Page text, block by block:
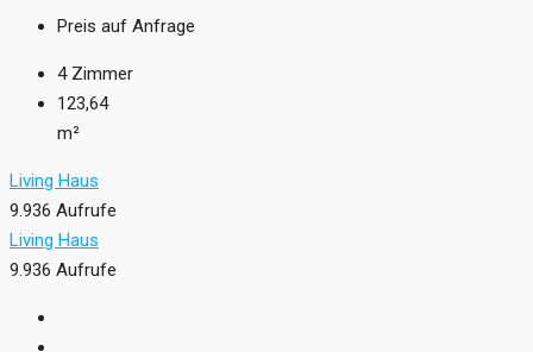
Preis auf Anfrage
4 Zimmer
123,64
m²
Living Haus
9.936 Aufrufe
Living Haus
9.936 Aufrufe